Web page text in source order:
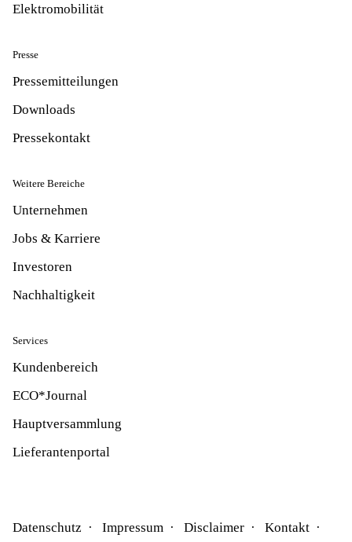
Elektromobilität
Presse
Pressemitteilungen
Downloads
Pressekontakt
Weitere Bereiche
Unternehmen
Jobs & Karriere
Investoren
Nachhaltigkeit
Services
Kundenbereich
ECO*Journal
Hauptversammlung
Lieferantenportal
Datenschutz Impressum Disclaimer
Kontakt